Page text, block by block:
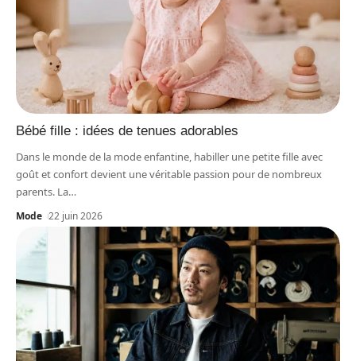
Bébé fille : idées de tenues adorables
Dans le monde de la mode enfantine, habiller une petite fille avec
goût et confort devient une véritable passion pour de nombreux
parents. La…
Mode 22 juin 2026